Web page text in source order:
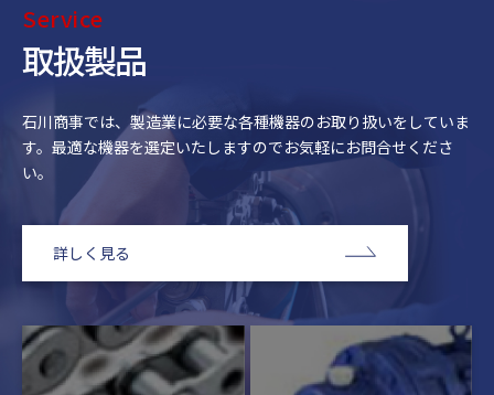
Service
取扱製品
石川商事では、製造業に必要な各種機器のお取り扱いをしていま
す。最適な機器を選定いたしますのでお気軽にお問合せくださ
い。
詳しく見る